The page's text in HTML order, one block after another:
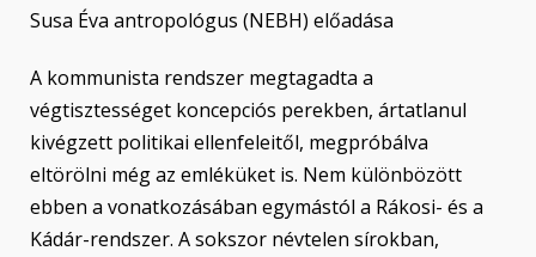
Susa Éva antropológus (NEBH) előadása
A kommunista rendszer megtagadta a
végtisztességet koncepciós perekben, ártatlanul
kivégzett politikai ellenfeleitől, megpróbálva
eltörölni még az emléküket is. Nem különbözött
ebben a vonatkozásában egymástól a Rákosi- és a
Kádár-rendszer. A sokszor névtelen sírokban,